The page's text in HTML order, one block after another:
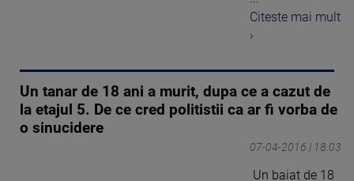
Citeste mai mult
›
Un tanar de 18 ani a murit, dupa ce a cazut de
la etajul 5. De ce cred politistii ca ar fi vorba de
o sinucidere
07-04-2016 | 18:03
Un baiat de 18